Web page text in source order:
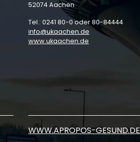
52074 Aachen
Tel.: 0241 80-0 oder 80-84444
info
ukaachen de
www.ukaachen.de
WWW.APROPOS-GESUND.DE